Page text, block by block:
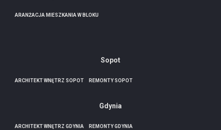
ARANŻACJA MIESZKANIA W BLOKU
Sopot
ARCHITEKT WNĘTRZ SOPOT REMONTY SOPOT
Gdynia
ARCHITEKT WNĘTRZ GDYNIA REMONTY GDYNIA